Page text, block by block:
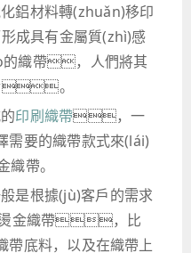
鋁材料轉(zhuǎn)移印
成具有金屬質(zhì)感
的織帶，人們將其
。
印刷織帶，一
需要的織帶款式來(lái)
帶。
是根據(jù)客戶的需求
燙金織帶，比
帶底料，以及在織帶上